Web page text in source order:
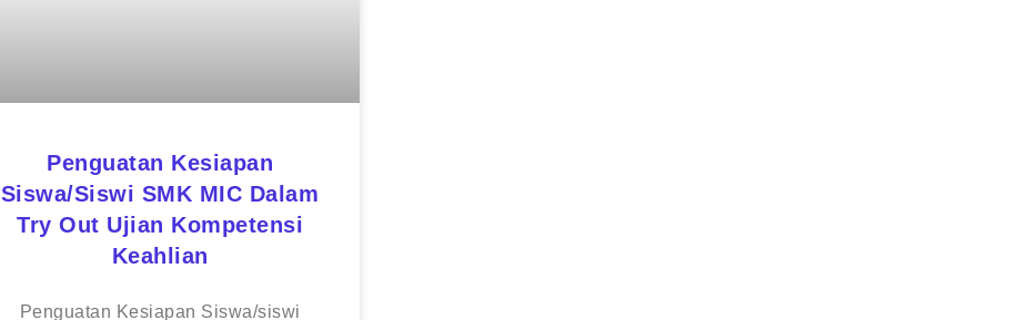
Penguatan Kesiapan
Siswa/siswi SMK MIC Dalam
Try Out Ujian Kompetensi
Keahlian
Penguatan Kesiapan Siswa/siswi